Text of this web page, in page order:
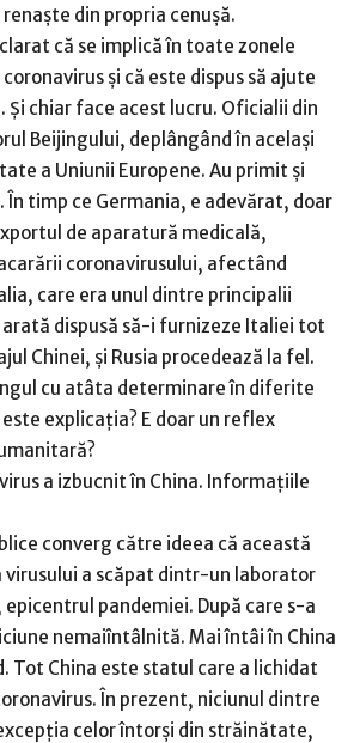
din propria cenușă.
că se implică în toate zonele
și că este dispus să ajute
chiar face acest lucru. Oficialii din
Beijingului, deplângând în același
a Uniunii Europene. Au primit și
În timp ce Germania, e adevărat, doar
de aparatură medicală,
coronavirusului, afectând
care era unul dintre principalii
arată dispusă să-i furnizeze Italiei tot
Chinei, și Rusia procedează la fel.
cu atâta determinare în diferite
explicația? E doar un reflex
a izbucnit în China. Informațiile
converg către ideea că această
virusului a scăpat dintr-un laborator
epicentrul pandemiei. După care s-a
nemaiîntâlnită. Mai întâi în China
Tot China este statul care a lichidat
În prezent, niciunul dintre
celor întorși din străinătate,